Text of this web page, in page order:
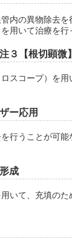
内の異物除去
用いて治療を行
３【根切顕微】
スコープ）を
ー応用
行うことが可
成
いて、充填の